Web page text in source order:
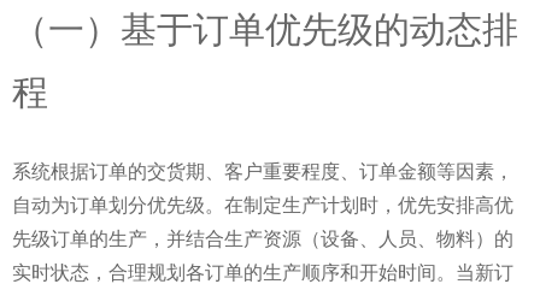
（一）基于订单优先级的动态排
程
系统根据订单的交货期、客户重要程度、订单金额等因素，
自动为订单划分优先级。在制定生产计划时，优先安排高优
先级订单的生产，并结合生产资源（设备、人员、物料）的
实时状态，合理规划各订单的生产顺序和开始时间。当新订